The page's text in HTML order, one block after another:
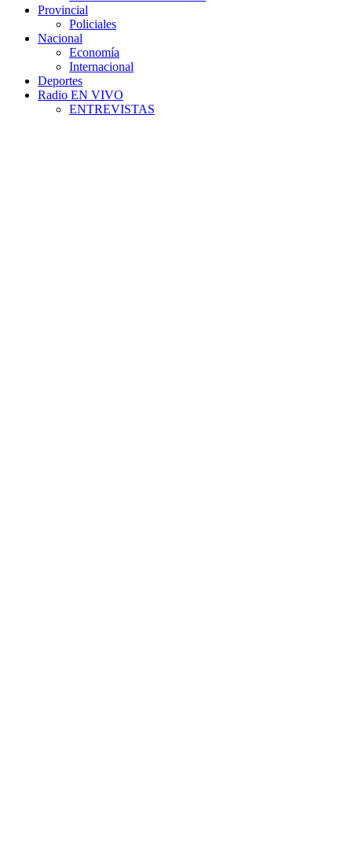
Provincial
Policiales
Nacional
Economía
Internacional
Deportes
Radio EN VIVO
ENTREVISTAS